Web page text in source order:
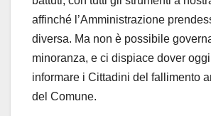
affinché l’Amministrazione
diversa. Ma non è possibile
minoranza, e ci dispiace dover
informare i Cittadini del fallimento
del Comune.